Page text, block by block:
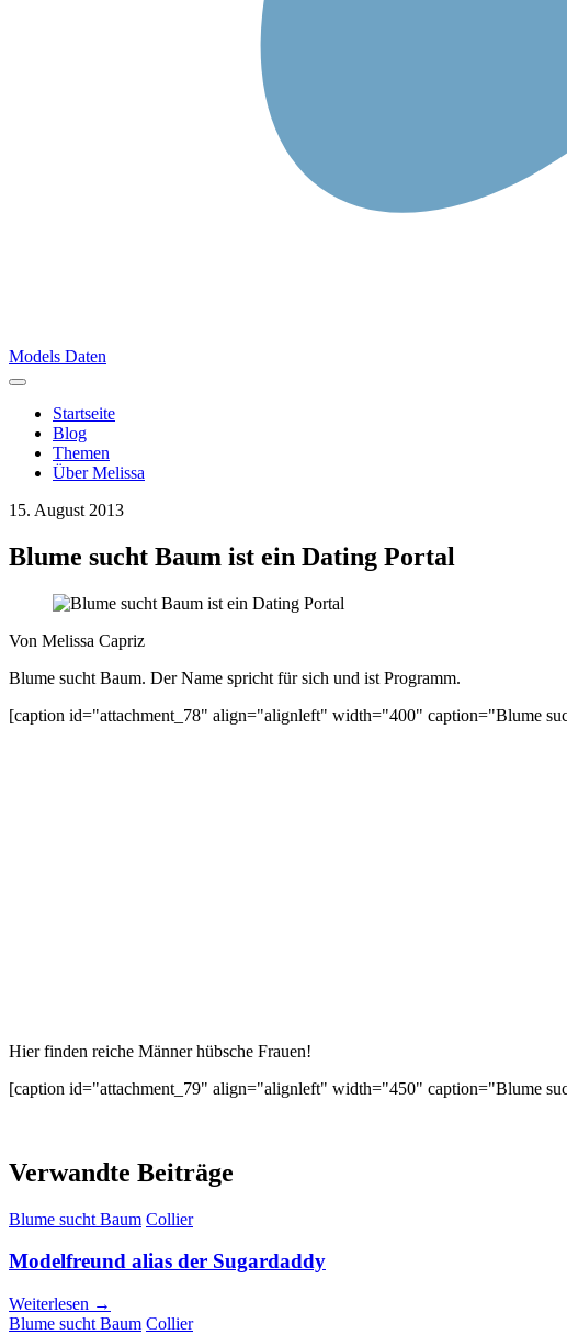
Models Daten
Startseite
Blog
Themen
Über Melissa
15. August 2013
Blume sucht Baum ist ein Dating Portal
Von Melissa Capriz
Blume sucht Baum. Der Name spricht für sich und ist Programm.
[caption id="attachment_78" align="alignleft" width="400" caption="Blume
Hier finden reiche Männer hübsche Frauen!
[caption id="attachment_79" align="alignleft" width="450" caption="Blume
Verwandte Beiträge
Blume sucht Baum Collier
Modelfreund alias der Sugardaddy
Weiterlesen →
Blume sucht Baum Collier